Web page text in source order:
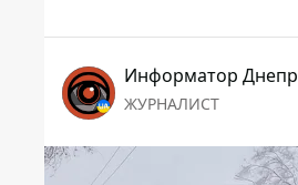
Информатор Днепр
ЖУРНАЛИСТ